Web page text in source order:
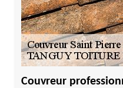
Couvreur